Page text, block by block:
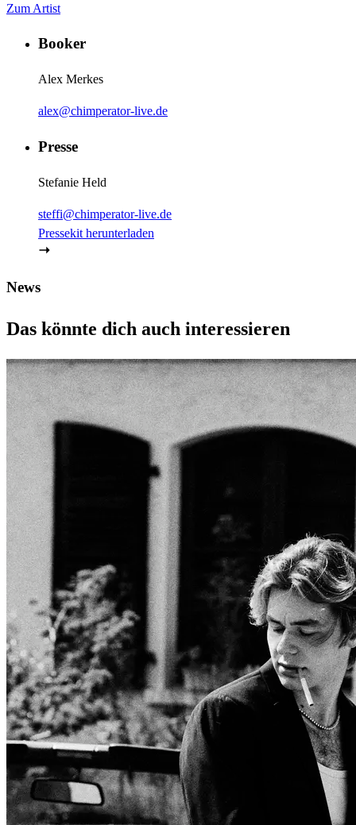
Zum Artist
Booker
Alex Merkes
alex@chimperator-live.de
Presse
Stefanie Held
steffi@chimperator-live.de
Pressekit herunterladen
News
Das könnte dich auch interessieren